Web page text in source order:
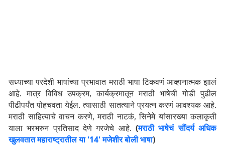
सध्याच्या परदेशी भाषांच्या प्रभावात मराठी भाषा टिकवणं आव्हानात्मक झालं
आहे. मात्र विविध उपक्रम, कार्यक्रमातून मराठी भाषेची गोडी पुढील
पीढीपर्यंत पोहचवता येईल. त्यासाठी सातत्याने प्रयत्न करणं आवश्यक आहे.
मराठी साहित्याचे वाचन करणे, मराठी नाटकं, सिनेमे यांसारख्या कलाकृती
याला भरभरुन प्रतिसाद देणे गरजेचे आहे. (मराठी भाषेचं सौंदर्य अधिक
खुलवतात महाराष्ट्रातील या '14' मजेशीर बोली भाषा)